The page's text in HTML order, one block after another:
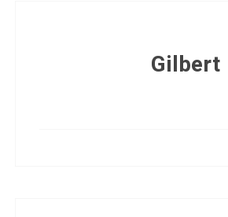
Gilbert